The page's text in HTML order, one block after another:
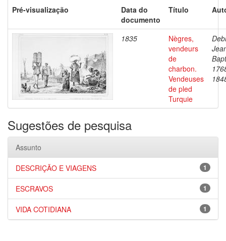
Pré-visualização
Data do
documento
Título
1835
Nègres,
vendeurs
de
charbon.
Vendeuses
de pled
Turquie
Sugestões de pesquisa
Assunto
1
DESCRIÇÃO E VIAGENS
1
ESCRAVOS
1
VIDA COTIDIANA